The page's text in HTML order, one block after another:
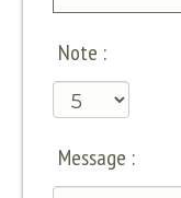
Note :
Message :